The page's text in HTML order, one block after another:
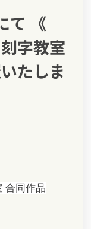
て 《
字教室
たしま
合同作品